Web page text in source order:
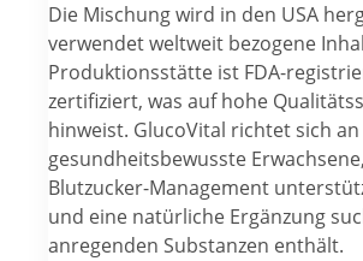
Die Mischung wird in den USA
verwendet weltweit bezogene
Produktionsstätte ist FDA-
zertifiziert, was auf hohe
hinweist. GlucoVital richtet sich an
gesundheitsbewusste
Blutzucker-Management
und eine natürliche Ergänzung
anregenden Substanzen enthält.